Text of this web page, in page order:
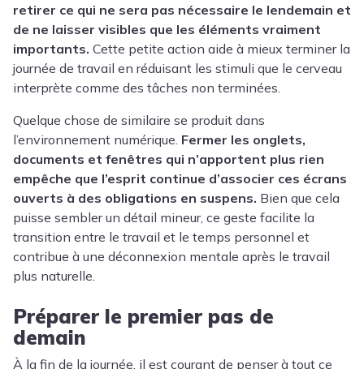
retirer ce qui ne sera pas nécessaire le lendemain et
de ne laisser visibles que les éléments vraiment
importants. Cette petite action aide à mieux terminer la
journée de travail en réduisant les stimuli que le cerveau
interprète comme des tâches non terminées.
Quelque chose de similaire se produit dans
l’environnement numérique. Fermer les onglets,
documents et fenêtres qui n’apportent plus rien
empêche que l’esprit continue d’associer ces écrans
ouverts à des obligations en suspens. Bien que cela
puisse sembler un détail mineur, ce geste facilite la
transition entre le travail et le temps personnel et
contribue à une déconnexion mentale après le travail
plus naturelle.
Préparer le premier pas de
demain
À la fin de la journée, il est courant de penser à tout ce